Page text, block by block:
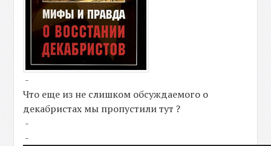
-
Что еще из не слишком обсуждаемого о
декабристах мы пропустили тут ?
-
-